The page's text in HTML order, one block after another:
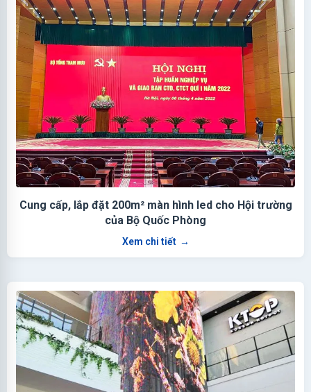
Cung cấp, lắp đặt 200m² màn hình led cho Hội trường
của Bộ Quốc Phòng
Xem chi tiết →